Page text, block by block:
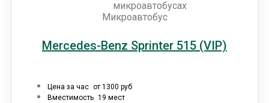
Микроавтобус
Mercedes-Benz Sprinter 515 (VIP)
Цена за час от 1300 руб
Вместимость 19 мест